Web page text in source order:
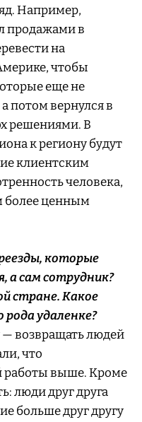
Например,
продажами в
на
чтобы
еще не
потом вернулся в
решениями. В
к региону будут
клиентским
человека,
более ценным
которые
а сам сотрудник?
стране. Какое
удаленке?
возвращать людей
что
работы выше. Кроме
люди друг друга
больше друг другу